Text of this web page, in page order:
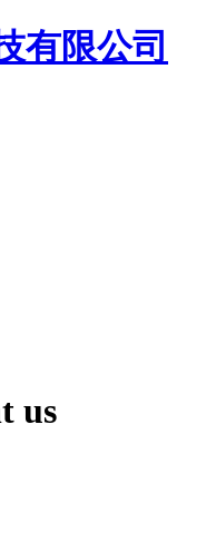
us